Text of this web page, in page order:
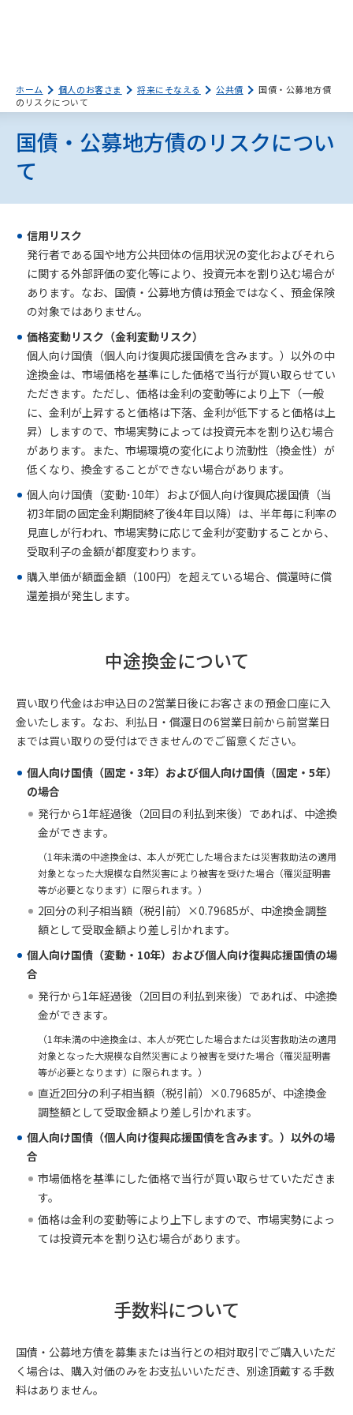
ホーム 個人のお客さま 将来にそなえる 公共債
国債・公募地方債
のリスクについて
国債・公募地方債のリスクについ
て
信用リスク
発行者である国や地方公共団体の信用状況の変化およびそれら
に関する外部評価の変化等により、投資元本を割り込む場合が
あります。なお、国債・公募地方債は預金ではなく、預金保険
の対象ではありません。
価格変動リスク（金利変動リスク）
個人向け国債（個人向け復興応援国債を含みます。）以外の中
途換金は、市場価格を基準にした価格で当行が買い取らせてい
ただきます。ただし、価格は金利の変動等により上下（一般
に、金利が上昇すると価格は下落、金利が低下すると価格は上
昇）しますので、市場実勢によっては投資元本を割り込む場合
があります。また、市場環境の変化により流動性（換金性）が
低くなり、換金することができない場合があります。
個人向け国債（変動･10年）および個人向け復興応援国債（当
初3年間の固定金利期間終了後4年目以降）は、半年毎に利率の
見直しが行われ、市場実勢に応じて金利が変動することから、
受取利子の金額が都度変わります。
購入単価が額面金額（100円）を超えている場合、償還時に償
還差損が発生します。
中途換金について
買い取り代金はお申込日の2営業日後にお客さまの預金口座に入
金いたします。なお、利払日・償還日の6営業日前から前営業日
までは買い取りの受付はできませんのでご留意ください。
個人向け国債（固定・3年）および個人向け国債（固定・5年）
の場合
発行から1年経過後（2回目の利払到来後）であれば、中途換
金ができます。
（1年未満の中途換金は、本人が死亡した場合または災害救助法の適用
対象となった大規模な自然災害により被害を受けた場合（罹災証明書
等が必要となります）に限られます。）
2回分の利子相当額（税引前）×0.79685が、中途換金調整
額として受取金額より差し引かれます。
個人向け国債（変動・10年）および個人向け復興応援国債の場
合
発行から1年経過後（2回目の利払到来後）であれば、中途換
金ができます。
（1年未満の中途換金は、本人が死亡した場合または災害救助法の適用
対象となった大規模な自然災害により被害を受けた場合（罹災証明書
等が必要となります）に限られます。）
直近2回分の利子相当額（税引前）×0.79685が、中途換金
調整額として受取金額より差し引かれます。
個人向け国債（個人向け復興応援国債を含みます。）以外の場
合
市場価格を基準にした価格で当行が買い取らせていただきま
す。
価格は金利の変動等により上下しますので、市場実勢によっ
ては投資元本を割り込む場合があります。
手数料について
国債・公募地方債を募集または当行との相対取引でご購入いただ
く場合は、購入対価のみをお支払いいただき、別途頂戴する手数
料はありません。